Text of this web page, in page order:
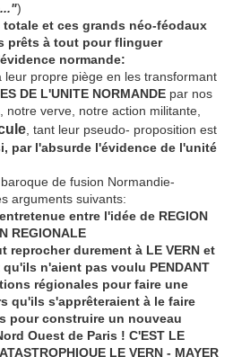
)
et ces grands néo-féodaux
prêts à tout pour flinguer
normande:
leur propre piège en les transformant
DE L'UNITE NORMANDE par nos
notre verve, notre action militante,
, tant leur pseudo- proposition est
par l'absurde l'évidence de l'unité
de fusion Normandie-
arguments suivants:
entre l'idée de REGION
REGIONALE
reprocher durement à LE VERN et
qu'ils n'aient pas voulu PENDANT
régionales pour faire une
qu'ils s'apprêteraient à le faire
pour construire un nouveau
Ouest de Paris ! C'EST LE
LE VERN - MAYER